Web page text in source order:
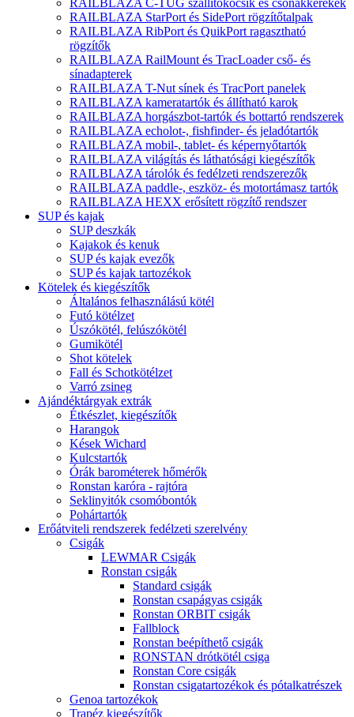
RAILBLAZA StarPort és SidePort rögzítőtalpak
RAILBLAZA RibPort és QuikPort ragasztható
rögzítők
RAILBLAZA RailMount és TracLoader cső- és
sínadapterek
RAILBLAZA T-Nut sínek és TracPort panelek
RAILBLAZA kameratartók és állítható karok
RAILBLAZA horgászbot-tartók és bottartó rendszerek
RAILBLAZA echolot-, fishfinder- és jeladótartók
RAILBLAZA mobil-, tablet- és képernyőtartók
RAILBLAZA világítás és láthatósági kiegészítők
RAILBLAZA tárolók és fedélzeti rendszerezők
RAILBLAZA paddle-, eszköz- és motortámasz tartók
RAILBLAZA HEXX erősített rögzítő rendszer
SUP és kajak
SUP deszkák
Kajakok és kenuk
SUP és kajak evezők
SUP és kajak tartozékok
Kötelek és kiegészítők
Általános felhasználású kötél
Futó kötélzet
Úszókötél, felúszókötél
Gumikötél
Shot kötelek
Fall és Schotkötélzet
Varró zsineg
Ajándéktárgyak extrák
Étkészlet, kiegészítők
Harangok
Kések Wichard
Kulcstartók
Órák barométerek hőmérők
Ronstan karóra - rajtóra
Seklinyitók csomóbontók
Pohártartók
Erőátviteli rendszerek fedélzeti szerelvény
Csigák
LEWMAR Csigák
Ronstan csigák
Standard csigák
Ronstan csapágyas csigák
Ronstan ORBIT csigák
Fallblock
Ronstan beépíthető csigák
RONSTAN drótkötél csiga
Ronstan Core csigák
Ronstan csigatartozékok és pótalkatrészek
Genoa tartozékok
Trapéz kiegészítők